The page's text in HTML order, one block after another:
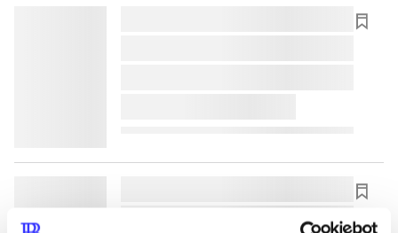
lorem ipsum dolor sit amet ...
lorem ipsum dolor sit amet ...
lorem ipsum dolor sit amet ...